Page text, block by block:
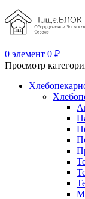
0 элемент 0 ₽
Просмотр